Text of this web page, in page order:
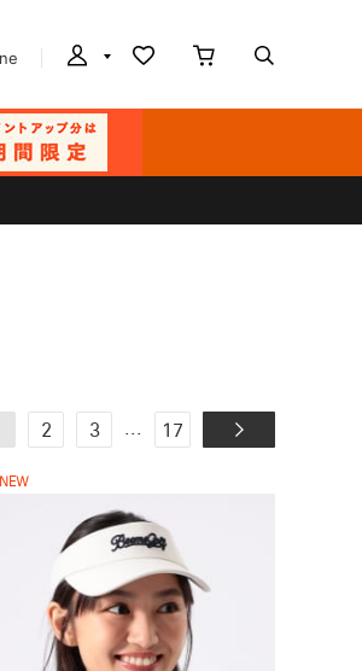
2 3 ... 17
NEW